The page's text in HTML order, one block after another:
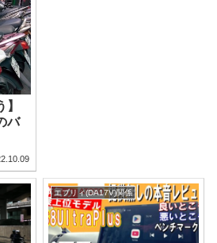
バ
エブリィ(DA17V)関係